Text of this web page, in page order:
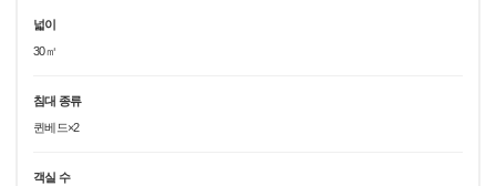
넓이
30㎡
침대 종류
퀸베드×2
객실 수